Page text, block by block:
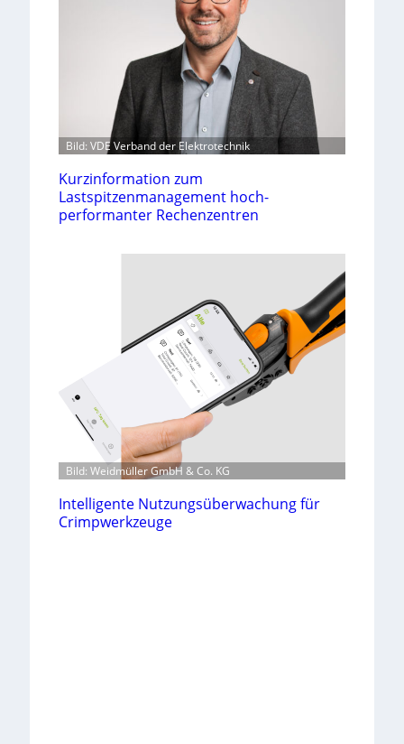
Bild: VDE Verband der Elektrotechnik
Kurzinformation zum
Lastspitzenmanagement hoch-
performanter Rechenzentren
Bild: Weidmüller GmbH & Co. KG
Intelligente Nutzungsüberwachung für
Crimpwerkzeuge